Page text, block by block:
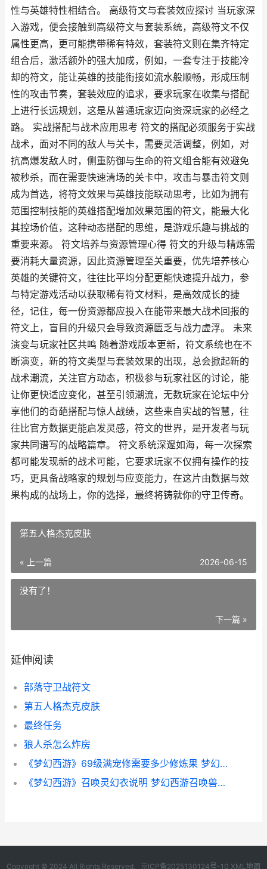
性与英雄特性相结合。 高级符文与套装效应探讨 当玩家深
入游戏，便会接触到高级符文与套装系统，高级符文不仅
属性更高，更可能携带稀有特效，套装符文则在集齐特定
组合后，激活额外的强大加成，例如，一套专注于技能冷
却的符文，能让英雄的技能衔接如流水般顺畅，形成压制
性的攻击节奏，套装效应的追求，要求玩家在收集与搭配
上进行长远规划，这是从普通玩家迈向资深玩家的必经之
路。 实战搭配与战术应用思考 符文的搭配必须服务于实战
战术，面对不同的敌人与关卡，需要灵活调整，例如，对
抗高爆发敌人时，侧重防御与生命的符文组合能有效避免
被秒杀，而在需要快速清场的关卡中，攻击与暴击符文则
成为首选，将符文效果与英雄技能联动思考，比如为拥有
范围控制技能的英雄搭配增加效果范围的符文，能最大化
其控场价值，这种动态搭配的思维，是游戏乐趣与挑战的
重要来源。 符文培养与资源管理心得 符文的升级与精炼需
要消耗大量资源，因此资源管理至关重要，优先培养核心
英雄的关键符文，往往比平均分配更能快速提升战力，参
与特定游戏活动以获取稀有符文材料，是高效成长的捷
径，记住，每一份资源都应投入在能带来最大战术回报的
符文上，盲目的升级只会导致资源匮乏与战力虚浮。 未来
演变与玩家社区共鸣 随着游戏版本更新，符文系统也在不
断演变，新的符文类型与套装效果的出现，总会掀起新的
战术潮流，关注官方动态，积极参与玩家社区的讨论，能
让你更快适应变化，甚至引领潮流，无数玩家在论坛中分
享他们的奇葩搭配与惊人战绩，这些来自实战的智慧，往
往比官方数据更能启发灵感，符文的世界，是开发者与玩
家共同谱写的战略篇章。 符文系统深邃如海，每一次探索
都可能发现新的战术可能，它要求玩家不仅拥有操作的技
巧，更具备战略家的规划与应变能力，在这片由数据与效
果构成的战场上，你的选择，最终将铸就你的守卫传奇。
第五人格杰克皮肤
« 上一篇 2026-06-15
没有了！
下一篇 »
延伸阅读
部落守卫战符文
第五人格杰克皮肤
最终任务
狼人杀怎么炸房
《梦幻西游》69级满宠修需要多少修炼果 梦幻西游69散人最多的区
《梦幻西游》召唤灵幻衣说明 梦幻西游召唤兽一览表
Copyright © 2024 All Rights Reserved. 京ICP备2025130124号-10 XML地图